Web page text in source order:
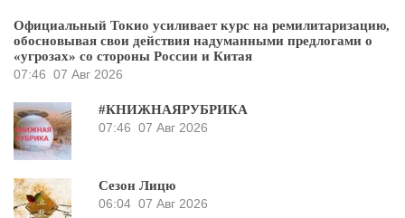
Официальный Токио усиливает курс на ремилитаризацию,
обосновывая свои действия надуманными предлогами о
«угрозах» со стороны России и Китая
07:46 07 Авг 2026
#КНИЖНАЯРУБРИКА
07:46 07 Авг 2026
Сезон Лицю
06:04 07 Авг 2026